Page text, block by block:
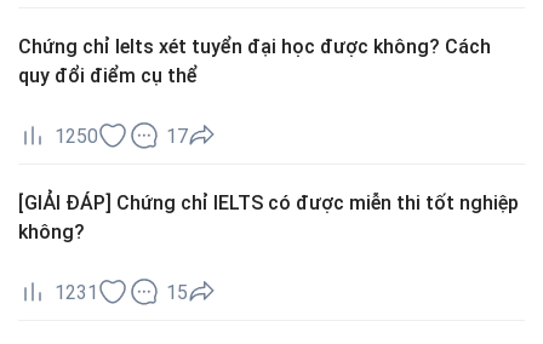
Chứng chỉ Ielts xét tuyển đại học được không? Cách
quy đổi điểm cụ thể
1250 17
[GIẢI ĐÁP] Chứng chỉ IELTS có được miễn thi tốt nghiệp
không?
1231 15